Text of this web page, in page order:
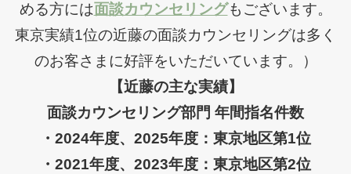
める方には面談カウンセリングもございます。
東京実績1位の近藤の面談カウンセリングは多く
のお客さまに好評をいただいています。）
【近藤の主な実績】
面談カウンセリング部門 年間指名件数
・2024年度、2025年度：東京地区第1位
・2021年度、2023年度：東京地区第2位